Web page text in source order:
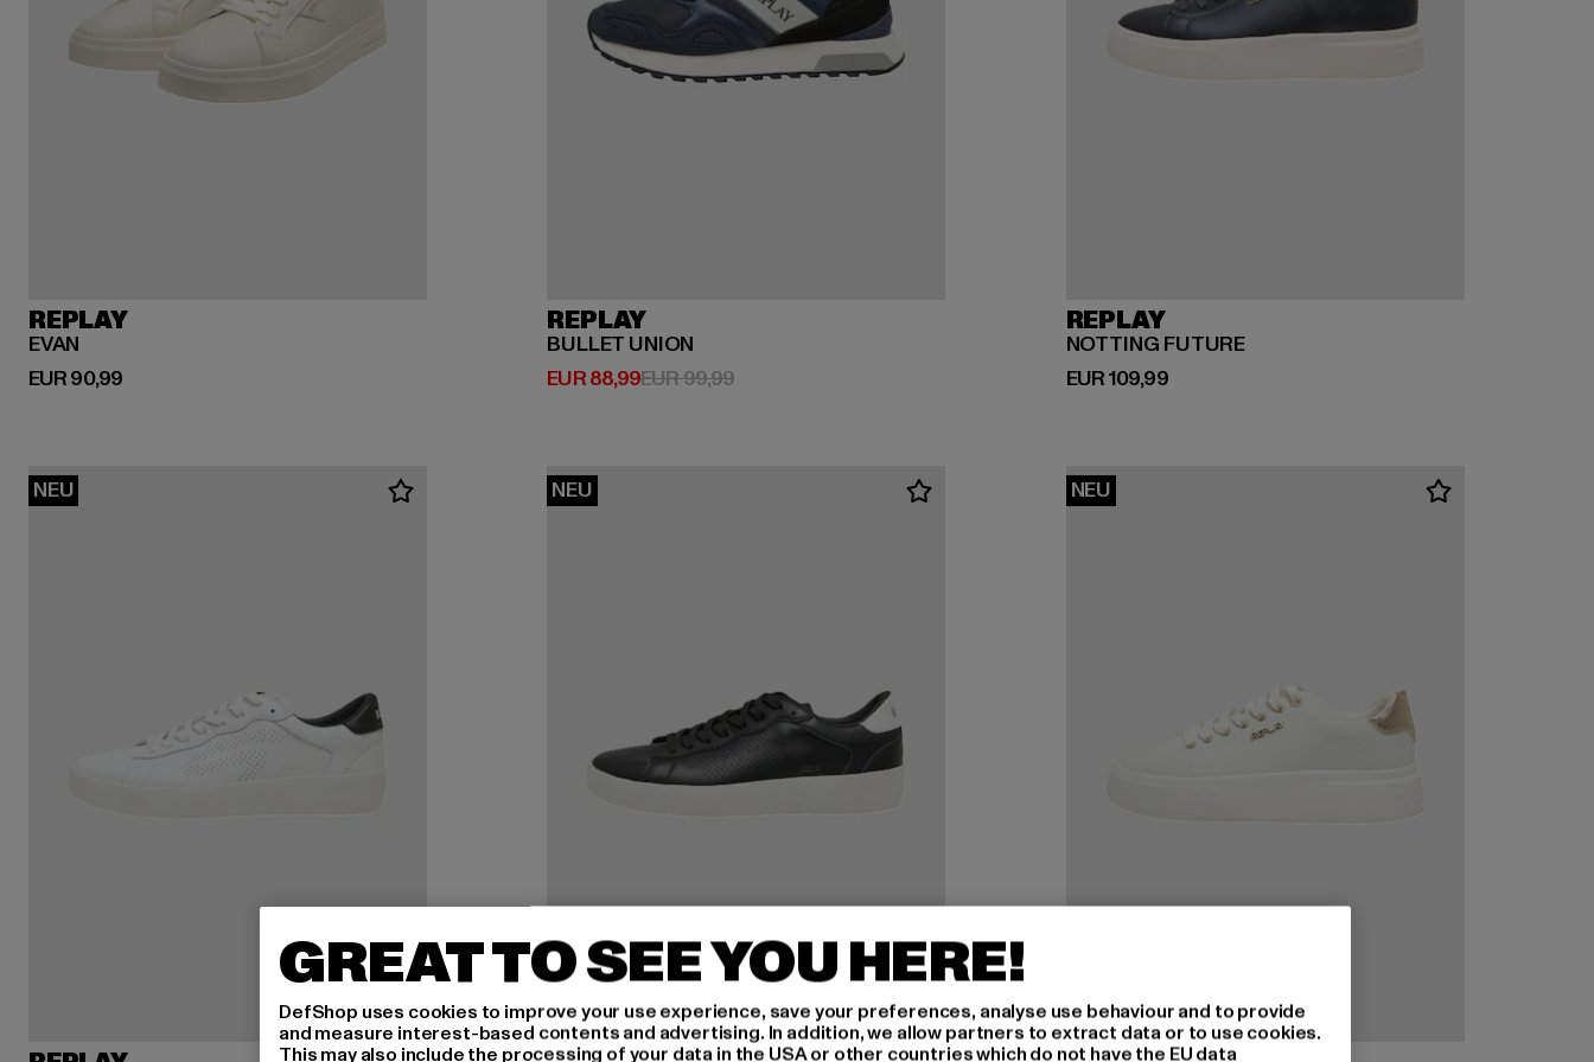
REPLAY
EVAN
EUR 90,99
Derzeitiger Preis: EUR 90,99
REPLAY
BULLET UNION
EUR 88,99
Derzeitiger Preis: EUR 88,99
EUR 99,99Aktionspreis: EUR 99,99
REPLAY
NOTTING FUTURE
EUR 109,99
Derzeitiger Preis: EUR 109,99
NEU NEU NEU
GREAT TO SEE YOU HERE!
DefShop uses cookies to improve your use experience, save your preferences, analyse use behaviour and to provide
and measure interest-based contents and advertising. In addition, we allow partners to extract data or to use cookies.
This may also include the processing of your data in the USA or other countries which do not have the EU data